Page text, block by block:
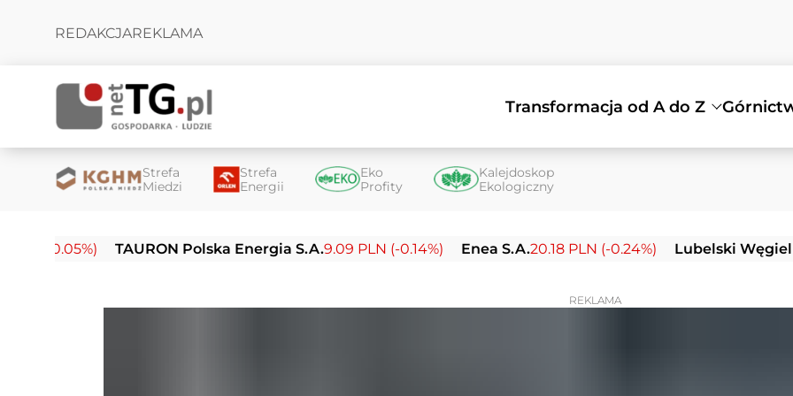
REDAKCJAREKLAMA
Transformacja od A do Z
Strefa
Miedzi
Strefa
Energii
Eko
Profity
Kalejdoskop
Ekologiczny
TAURON Polska Energia S.A.9.09 PLN (-0.14%) Enea S.A.20.18 PLN (-0.24%) Lubelski Węgiel
REKLAMA